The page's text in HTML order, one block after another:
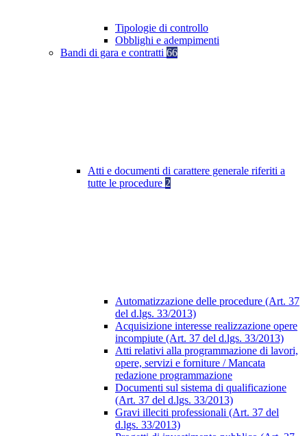
Tipologie di controllo
Obblighi e adempimenti
Bandi di gara e contratti 66
Atti e documenti di carattere generale riferiti a
tutte le procedure 2
Automatizzazione delle procedure (Art. 37
del d.lgs. 33/2013)
Acquisizione interesse realizzazione opere
incompiute (Art. 37 del d.lgs. 33/2013)
Atti relativi alla programmazione di lavori,
opere, servizi e forniture / Mancata
redazione programmazione
Documenti sul sistema di qualificazione
(Art. 37 del d.lgs. 33/2013)
Gravi illeciti professionali (Art. 37 del
d.lgs. 33/2013)